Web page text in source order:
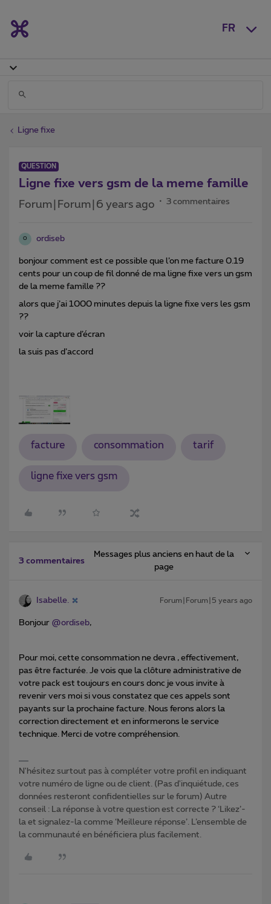
FR
Ligne fixe
QUESTION
Ligne fixe vers gsm de la meme famille
Forum|Forum|6 years ago 3 commentaires
O ordiseb
bonjour comment est ce possible que l’on me facture 0.19
cents pour un coup de fil donné de ma ligne fixe vers un gsm
de la meme famille ??
alors que j’ai 1000 minutes depuis la ligne fixe vers les gsm
??
voir la capture d’écran
la suis pas d’accord
facture consommation tarif
ligne fixe vers gsm
3 commentaires
Messages plus anciens en haut de la
page
Isabelle. Forum|Forum|5 years ago
Bonjour @ordiseb,
Pour moi, cette consommation ne devra , effectivement,
pas être facturée. Je vois que la clôture administrative de
votre pack est toujours en cours donc je vous invite à
revenir vers moi si vous constatez que ces appels sont
payants sur la prochaine facture. Nous ferons alors la
correction directement et en informerons le service
technique. Merci de votre compréhension.
N'hésitez surtout pas à compléter votre profil en indiquant
votre numéro de ligne ou de client. (Pas d'inquiétude, ces
données resteront confidentielles sur le forum) Autre
conseil : La réponse à votre question est correcte ? ‘Likez’-
la et signalez-la comme ‘Meilleure réponse’. L’ensemble de
la communauté en bénéficiera plus facilement.